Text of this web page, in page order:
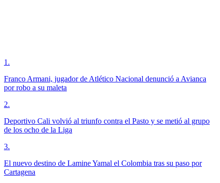
1 .
Franco Armani, jugador de Atlético Nacional denunció a Avianca
por robo a su maleta
2.
Deportivo Cali volvió al triunfo contra el Pasto y se metió al grupo
de los ocho de la Liga
3.
El nuevo destino de Lamine Yamal el Colombia tras su paso por
Cartagena